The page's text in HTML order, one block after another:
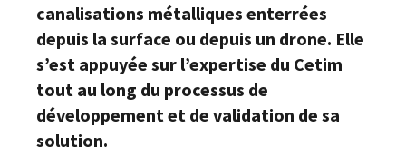
MÉCATHÈQUE, LA BASE DE CONNAISSANCES
Base documentaire
TOUTES NOS SOLUTIONS ET PRESTATIONS
canalisations métalliques enterrées
depuis la surface ou depuis un drone. Elle
s’est appuyée sur l’expertise du Cetim
tout au long du processus de
développement et de validation de sa
solution.